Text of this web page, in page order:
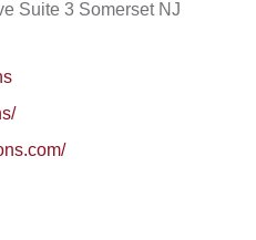
Suite 3 Somerset NJ